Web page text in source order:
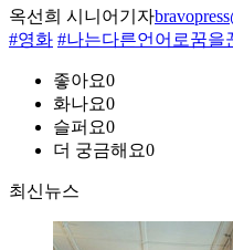
옥선희 시니어기자
#영화 #나는다른언어로꿈을
좋아요0
화나요0
슬퍼요0
더 궁금해요0
최신뉴스